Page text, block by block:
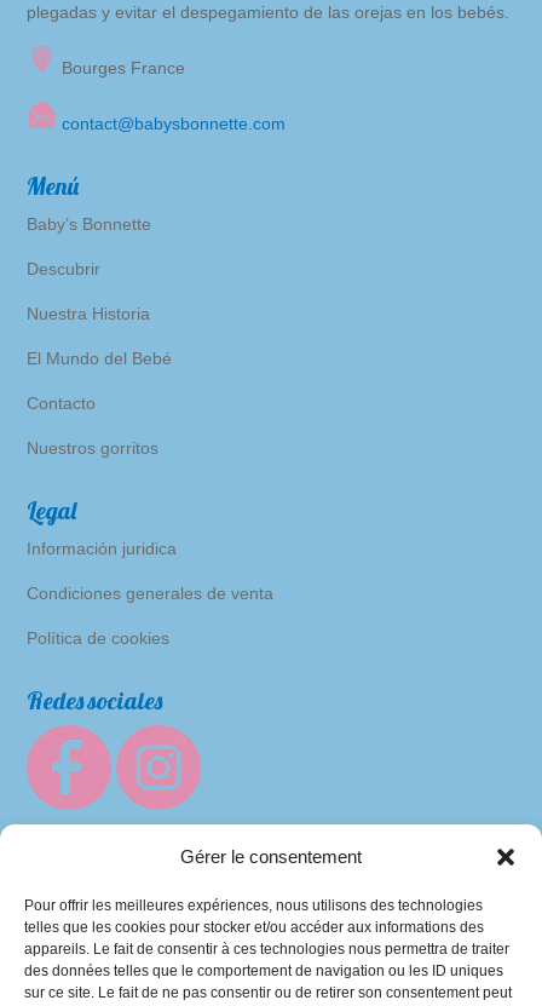
Gérer le consentement
Pour offrir les meilleures expériences, nous utilisons des technologies
telles que les cookies pour stocker et/ou accéder aux informations des
appareils. Le fait de consentir à ces technologies nous permettra de traiter
des données telles que le comportement de navigation ou les ID uniques
sur ce site. Le fait de ne pas consentir ou de retirer son consentement peut
plegadas y evitar el despegamiento de las orejas en los bebés.
Bourges France
contact@babysbonnette.com
Menú
Baby’s Bonnette
Descubrir
Nuestra Historia
El Mundo del Bebé
Contacto
Nuestros gorritos
Legal
Información juridica
Condiciones generales de venta
Política de cookies
Redes sociales